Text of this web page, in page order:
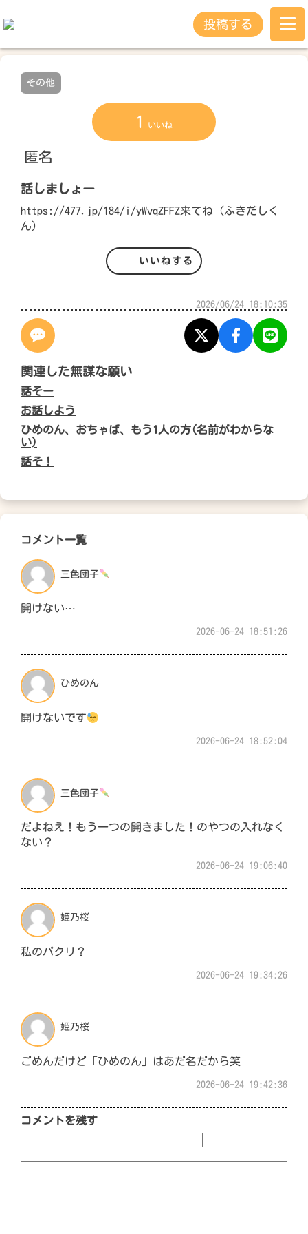
投稿する
その他
1 いいね
匿名
話しましょー
https://477.jp/184/i/yWvqZFFZ来てね（ふきだしく
ん）
いいねする
2026/06/24 18:10:35
関連した無謀な願い
話そー
お話しよう
ひめのん、おちゃば、もう1人の方(名前がわからな
い)
話そ！
コメント一覧
三色団子
開けない⋯
2026-06-24 18:51:26
ひめのん
開けないです
2026-06-24 18:52:04
三色団子
だよねえ！もう一つの開きました！のやつの入れなく
ない？
2026-06-24 19:06:40
姫乃桜
私のパクリ？
2026-06-24 19:34:26
姫乃桜
ごめんだけど「ひめのん」はあだ名だから笑
2026-06-24 19:42:36
コメントを残す